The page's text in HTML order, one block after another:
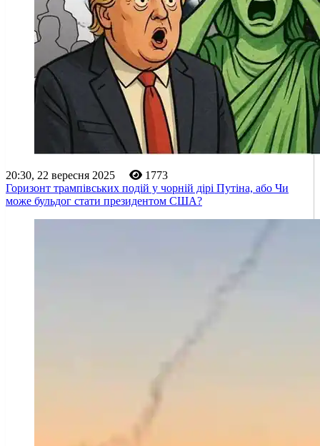
20:30, 22 вересня 2025
1773
Горизонт трампівських подій у чорній дірі Путіна, або Чи
може бульдог стати президентом США?